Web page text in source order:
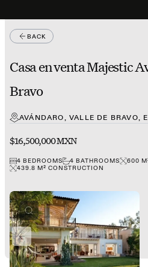
BACK
Casa en venta Majestic
Bravo
AVÁNDARO, VALLE DE BRAVO,
$16,500,000 MXN
4 BEDROOMS 4 BATHROOMS 600
439.8 M² CONSTRUCTION
PREVIOUS SLIDE